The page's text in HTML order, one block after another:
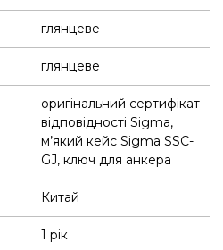
глянцеве
глянцеве
оригінальний сертифікат
відповідності Sigma,
м’який кейс Sigma SSC-
GJ, ключ для анкера
Китай
1 рік